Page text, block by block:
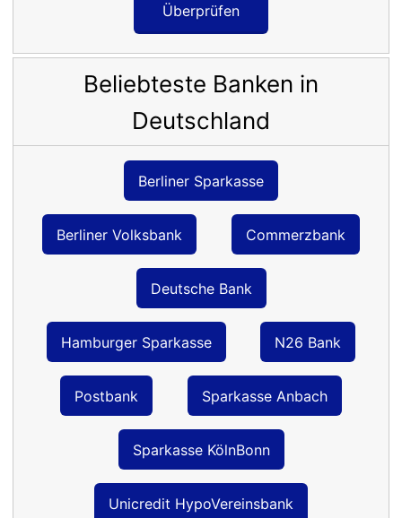
Überprüfen
Beliebteste Banken in
Deutschland
Berliner Sparkasse
Berliner Volksbank Commerzbank
Deutsche Bank
Hamburger Sparkasse N26 Bank
Postbank Sparkasse Anbach
Sparkasse KölnBonn
Unicredit HypoVereinsbank